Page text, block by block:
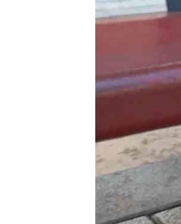
Redacción
llaves
Los
vea
Adiós
Compartir